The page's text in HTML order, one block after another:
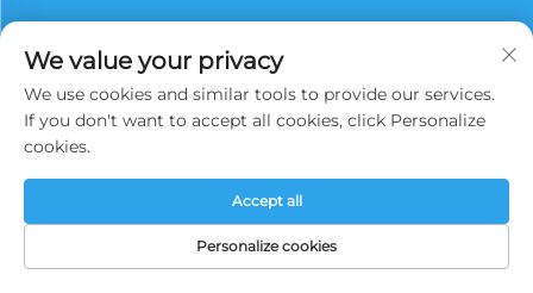
derechos reservados.Política de privacidad
We value your privacy
We use cookies and similar tools to provide our services.
If you don't want to accept all cookies, click Personalize
cookies.
Personalize cookies
Accept all